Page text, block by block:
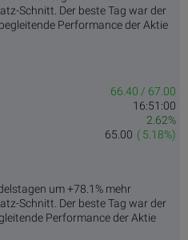
Schnitt. Der beste Tag war der
Performance der Aktie
66.40 / 67.00
16:51:00
2.62%
( 5.18%)
65.00
um +78.1% mehr
Schnitt. Der beste Tag war der
Performance der Aktie